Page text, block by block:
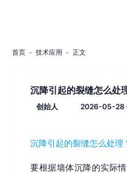
首页 技术应用 正文
沉降引起的裂缝怎么处
创始人 2026-05-28
沉降引起的裂缝怎么处理
要根据墙体沉降的实际